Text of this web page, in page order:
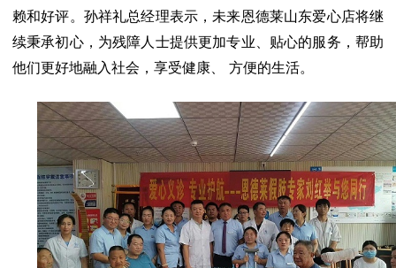
赖和好评。孙祥礼总经理表示，未来恩德莱山东爱心店将继
续秉承初心，为残障人士提供更加专业、贴心的服务，帮助
他们更好地融入社会，享受健康、
方便的生活。